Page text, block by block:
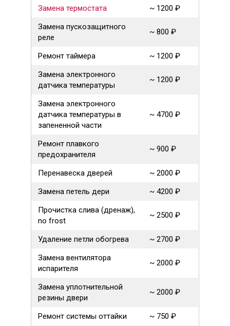
Замена термостата
~ 1200 ₽
Замена пускозащитного
реле
~ 800 ₽
Ремонт таймера
~ 1200 ₽
Замена электронного
датчика температуры
~ 1200 ₽
Замена электронного
датчика температуры в
запененной части
~ 4700 ₽
Ремонт плавкого
предохранителя
~ 900 ₽
Перенавеска дверей
~ 2000 ₽
Замена петель дери
~ 4200 ₽
Прочистка слива (дренаж),
no frost
~ 2500 ₽
Удаление петли обогрева
~ 2700 ₽
Замена вентилятора
испарителя
~ 2000 ₽
Замена уплотнительной
резины двери
~ 2000 ₽
Ремонт системы оттайки
~ 750 ₽